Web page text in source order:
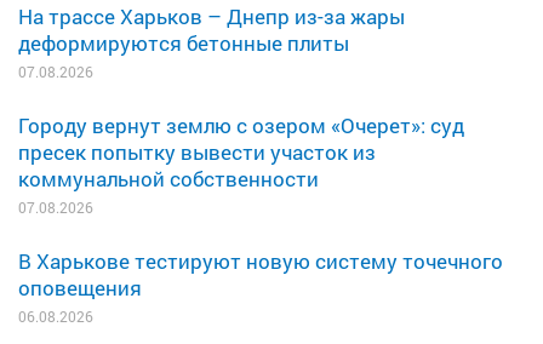
На трассе Харьков – Днепр из-за жары
деформируются бетонные плиты
07.08.2026
Городу вернут землю с озером «Очерет»: суд
пресек попытку вывести участок из
коммунальной собственности
07.08.2026
В Харькове тестируют новую систему точечного
оповещения
06.08.2026